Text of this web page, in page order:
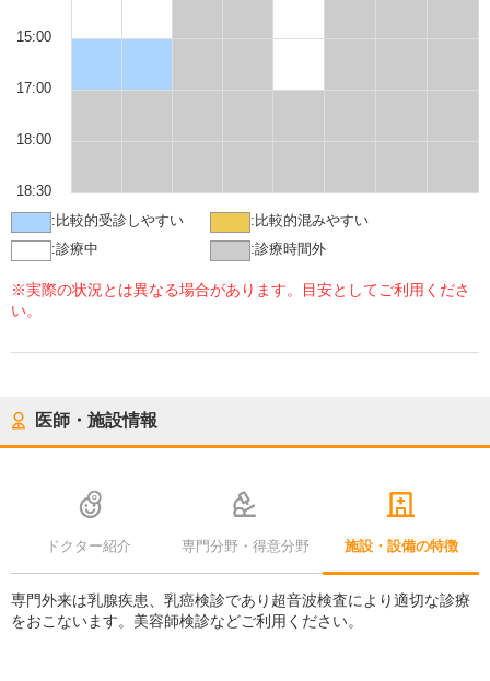
15:00
17:00
18:00
18:30
: 比較的受診しやすい : 比較的混みやすい
:診療中 :診療時間外
※実際の状況とは異なる場合があります。目安としてご利用くださ
い。
医師・施設情報
ドクター紹介 専門分野・得意分野 施設・設備の特徴
専門外来は乳腺疾患、乳癌検診であり超音波検査により適切な診療
をおこないます。美容師検診などご利用ください。